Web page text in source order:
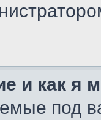
и как я
под